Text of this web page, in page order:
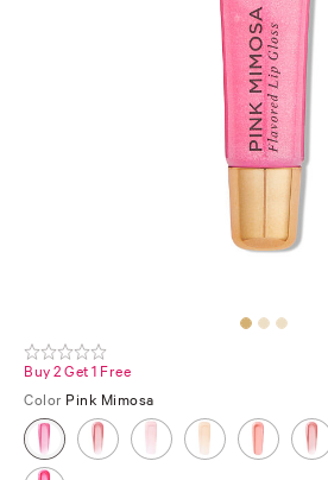
Buy 2 Get 1 Free
Color Pink Mimosa